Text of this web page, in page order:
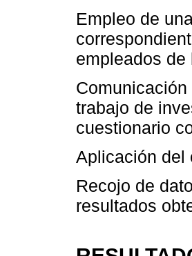
Empleo de
empleados de
trabajo de
cuestionario
Aplicación del
Recojo de
resultados